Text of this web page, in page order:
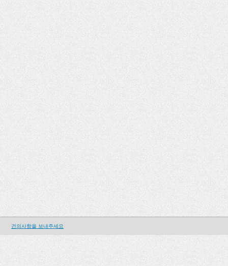
건의사항을 보내주세요